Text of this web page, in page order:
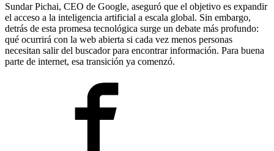
Sundar Pichai, CEO de Google, aseguró que el objetivo es expandir
el acceso a la inteligencia artificial a escala global. Sin embargo,
detrás de esta promesa tecnológica surge un debate más profundo:
qué ocurrirá con la web abierta si cada vez menos personas
necesitan salir del buscador para encontrar información. Para buena
parte de internet, esa transición ya comenzó.